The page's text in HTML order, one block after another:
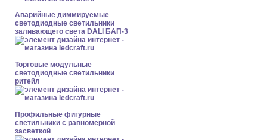
Аварийные диммируемые
светодиодные светильники
заливающего света DALI БАП-3
Торговые модульные
светодиодные светильники
ритейл
Профильные фигурные
светильники с равномерной
засветкой